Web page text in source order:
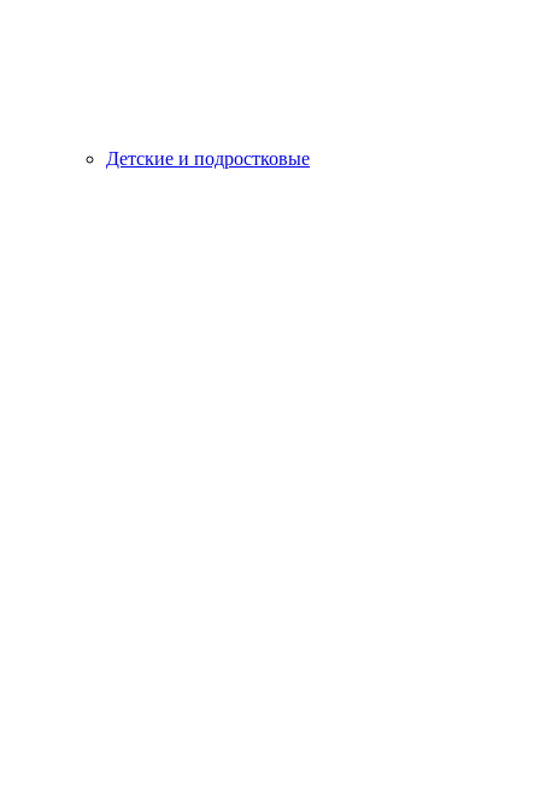
Детские и подростковые